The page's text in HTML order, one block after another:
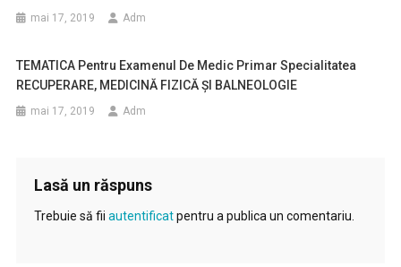
mai 17, 2019 Adm
TEMATICA Pentru Examenul De Medic Primar Specialitatea
RECUPERARE, MEDICINĂ FIZICĂ ŞI BALNEOLOGIE
mai 17, 2019 Adm
Lasă un răspuns
Trebuie să fii autentificatpentru a publica un comentariu.